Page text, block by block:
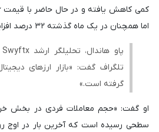
اما همچنان در یک ماه گذشته ۳۲ درصد افزایش یافته است.
تلگراف گفت: «بازار ارزهای
گرفته است.»
او گفت: «حجم معاملات فردی در بخش
سطحی رسیده است که آخرین بار در اوج